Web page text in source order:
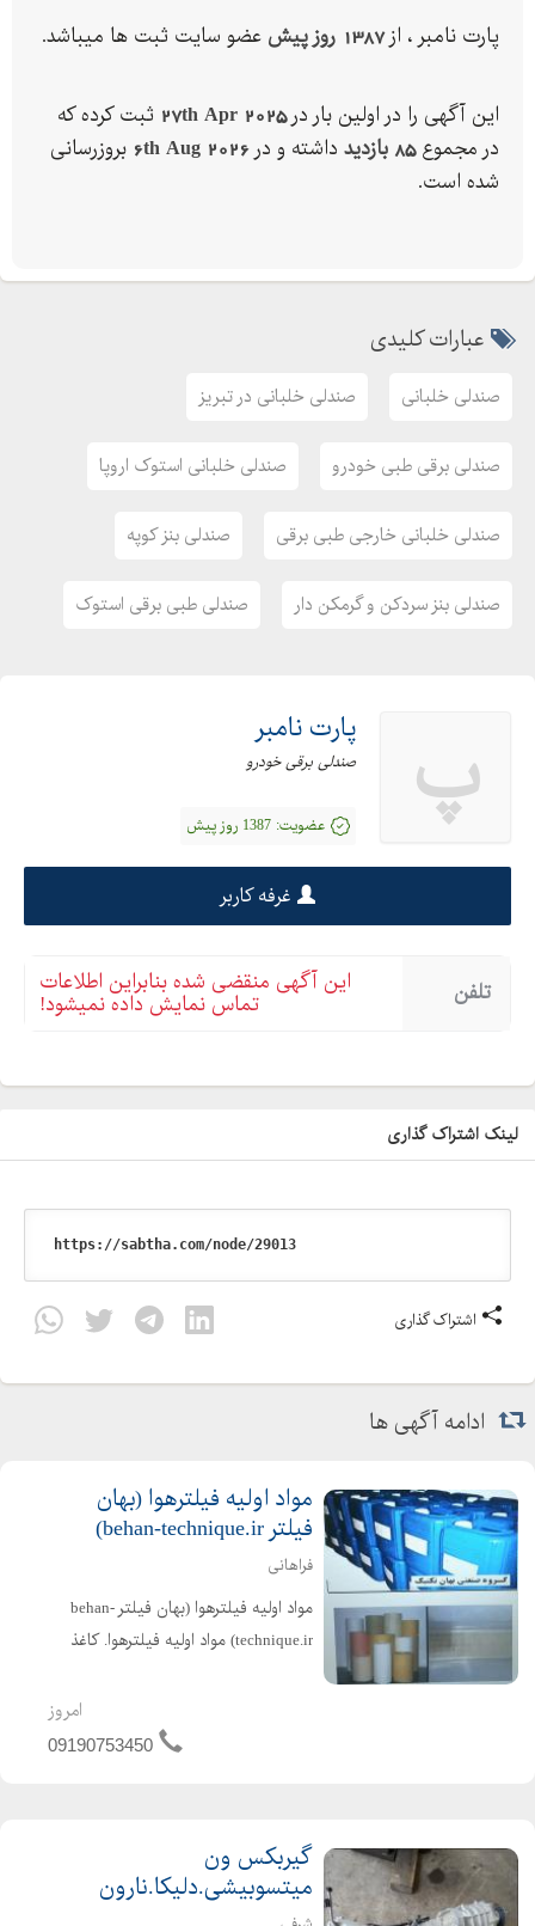
دنا ، رانا ، ال ، تندر ، ساندرو ، داستر ، کلوت ، سرانزا ، سراتو ، اپیروس ،
زانتیا ، و...
پارت نامبر ، از1387 روز پیش عضو سایت ثبت ها میباشد.
این آگهی را در اولین بار در27th Apr 2025 ثبت کرده که
در مجموع85 بازدید داشته و در 6th Aug 2026 بروزرسانی
شده است.
عبارات کلیدی
صندلی خلبانی صندلی خلبانی در تبریز
صندلی برقی طبی خودرو صندلی خلبانی استوک اروپا
صندلی خلبانی خارجی طبی برقی صندلی بنز کوپه
صندلی بنز سردکن و گرمکن دار صندلی طبی برقی استوک
پ پارت نامبر
صندلی برقی خودرو
عضویت: 1387 روز پیش
غرفه کاربر
تلفن این آگهی منقضی شده بنابراین اطلاعات
تماس نمایش داده نمیشود!
لینک اشتراک گذاری
اشتراک گذاری
ادامه آگهی ها
مواد اوليه فيلترهوا (بهان
فیلتر behan-technique.ir)
فراهانی
مواد اوليه فيلترهوا (بهان فیلتر behan-
technique.ir) مواد اوليه فيلترهوا. کاغذ
کنيد) کاغذ فيلتر هوا و روغن خودروهاي
سبک و سنگين در اوزان و عرضهاي
امروز
09190753450
گیربکس ون
میتسوبیشی.دلیکا.نارون